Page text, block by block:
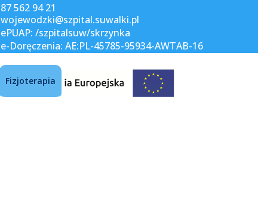
87 562 94 21
wojewodzki@szpital.suwalki.pl
ePUAP: /szpitalsuw/skrzynka
e-Doręczenia: AE:PL-45785-95934-AWTAB-16
Fizjoterapia